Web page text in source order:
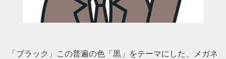
「ブラック」この普遍の色「黒」をテーマにした、メガネ